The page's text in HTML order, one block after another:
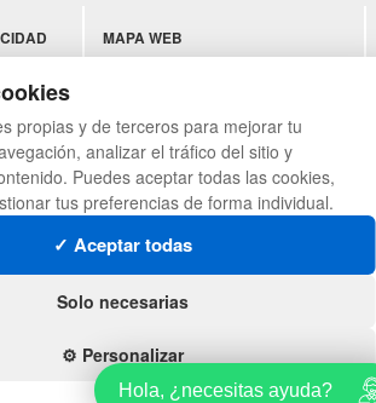
MAPA WEB
PREGUNTAS FRECUENTES
- Todos los derechos reservados
propias y de terceros para mejorar tu
analizar el tráfico del sitio y
Puedes aceptar todas las cookies,
tus preferencias de forma individual.
✓ Aceptar todas
Solo necesarias
⚙️ Personalizar
Hola, ¿necesitas ayuda?